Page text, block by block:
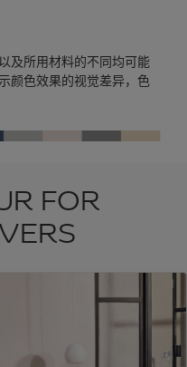
及所用材料的不同均可能
颜色效果的视觉差异，色
FOR